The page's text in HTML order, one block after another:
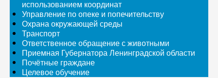
использованием координат
Управление по опеке и попечительству
Охрана окружающей среды
Транспорт
Ответственное обращение с животными
Приемная Губернатора Ленинградской области
Почётные граждане
Целевое обучение